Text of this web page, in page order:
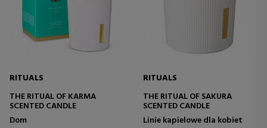
RITUALS
THE RITUAL OF KARMA
SCENTED CANDLE
Dom
RITUALS
THE RITUAL OF SAKURA
SCENTED CANDLE
Linie kapielowe dla kobiet